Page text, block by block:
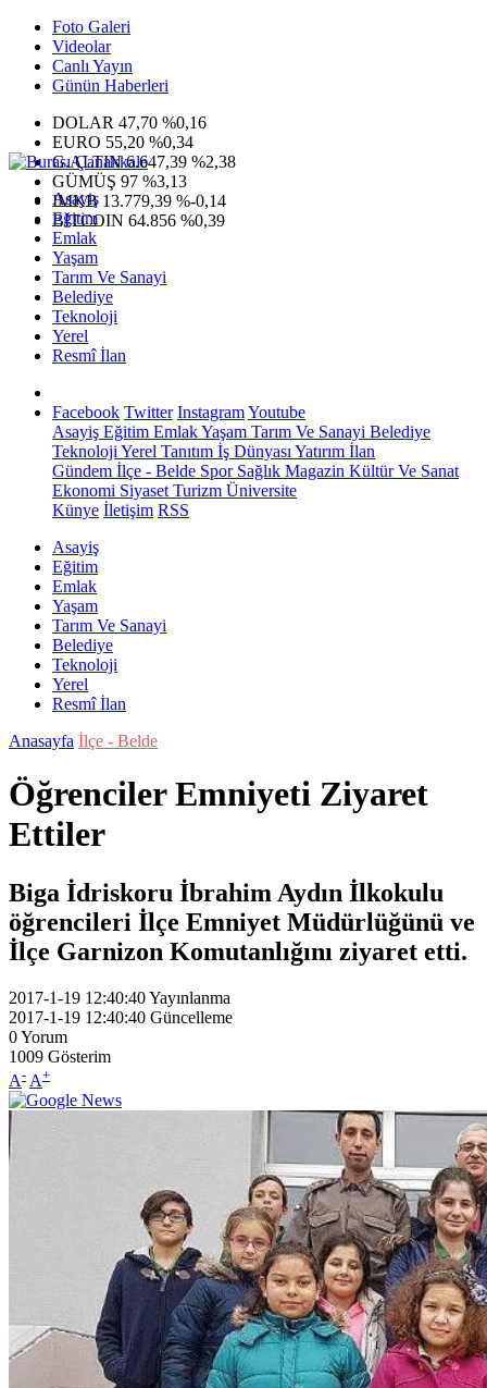
Foto Galeri
Videolar
Canlı Yayın
Günün Haberleri
DOLAR 47,70 %0,16
EURO 55,20 %0,34
G.ALTIN6.647,39 %2,38
GÜMÜŞ 97 %3,13
IMKB 13.779,39 %-0,14
BITCOIN 64.856 %0,39
Asayiş
Eğitim
Emlak
Yaşam
Tarım Ve Sanayi
Belediye
Teknoloji
Yerel
Resmî İlan
Facebook Twitter InstagramYoutube
Asayiş Eğitim EmlakYaşam Tarım Ve Sanayi Belediye
Teknoloji Yerel Tanıtım İş Dünyası Yatırım İlan
Gündem İlçe - Belde SporSağlık Magazin Kültür Ve Sanat
Ekonomi Siyaset Turizm Üniversite
Künye İletişim RSS
Asayiş
Eğitim
Emlak
Yaşam
Tarım Ve Sanayi
Belediye
Teknoloji
Yerel
Resmî İlan
Anasayfa İlçe - Belde
Öğrenciler Emniyeti Ziyaret
Ettiler
Biga İdriskoru İbrahim Aydın İlkokulu
öğrencileri İlçe Emniyet Müdürlüğünü ve
İlçe Garnizon Komutanlığını ziyaret etti.
2017-1-19 12:40:40Yayınlanma
2017-1-19 12:40:40 Güncelleme
0Yorum
1009 Gösterim
A- A+